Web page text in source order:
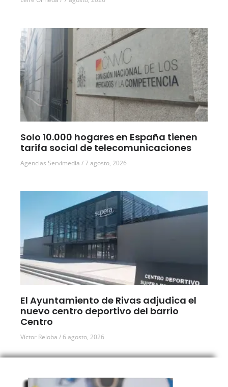
Solo 10.000 hogares en España tienen
tarifa social de telecomunicaciones
Agencias Servimedia 7 agosto, 2026
El Ayuntamiento de Rivas adjudica el
nuevo centro deportivo del barrio
Centro
Víctor Reloba 6 agosto, 2026